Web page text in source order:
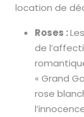
location de
Roses :
de
« Grand
rose